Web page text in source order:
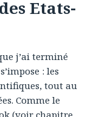
Etats-
j’ai terminé
: les
tout au
Comme le